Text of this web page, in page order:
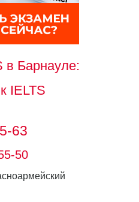
в Барнауле:
IELTS
63
50